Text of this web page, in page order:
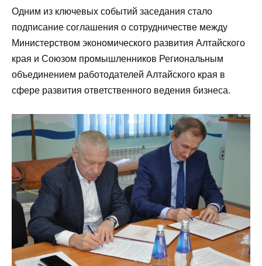
Одним из ключевых событий заседания стало
подписание соглашения о сотрудничестве между
Министерством экономического развития Алтайского
края и Союзом промышленников Региональным
объединением работодателей Алтайского края в
сфере развития ответственного ведения бизнеса.